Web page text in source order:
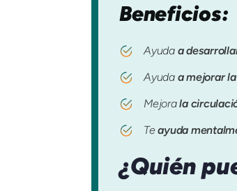
Beneficios:
Ayuda a
Ayuda a mejorar
Mejorala
Teayuda
¿Quién